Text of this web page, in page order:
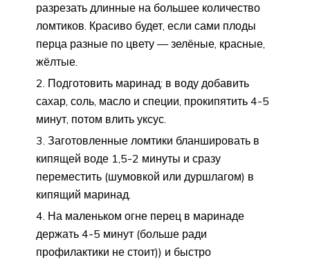
разрезать длинные на большее количество
ломтиков. Красиво будет, если сами плоды
перца разные по цвету — зелёные, красные,
жёлтые.
Подготовить маринад: в воду добавить
сахар, соль, масло и специи, прокипятить 4-5
минут, потом влить уксус.
Заготовленные ломтики бланшировать в
кипящей воде 1,5-2 минуты и сразу
переместить (шумовкой или дуршлагом) в
кипящий маринад.
На маленьком огне перец в маринаде
держать 4-5 минут (больше ради
профилактики не стоит)) и быстро